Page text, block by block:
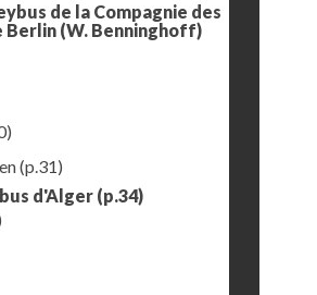
de la Compagnie des
Berlin (W. Benninghoff)
(p.31)
d'Alger (p.34)